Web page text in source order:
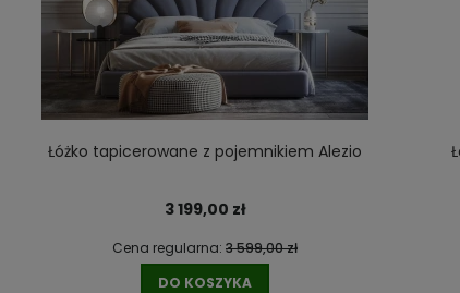
Łóżko tapicerowane z pojemnikiem Alezio
3 199,00 zł
Cena regularna: 3 599,00 zł
DO KOSZYKA